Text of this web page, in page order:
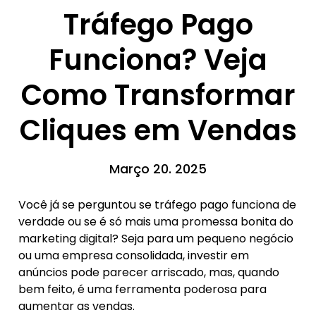
Tráfego Pago
Funciona? Veja
Como Transformar
Cliques em Vendas
Março 20. 2025
Você já se perguntou se tráfego pago funciona de
verdade ou se é só mais uma promessa bonita do
marketing digital? Seja para um pequeno negócio
ou uma empresa consolidada, investir em
anúncios pode parecer arriscado, mas, quando
bem feito, é uma ferramenta poderosa para
aumentar as vendas.